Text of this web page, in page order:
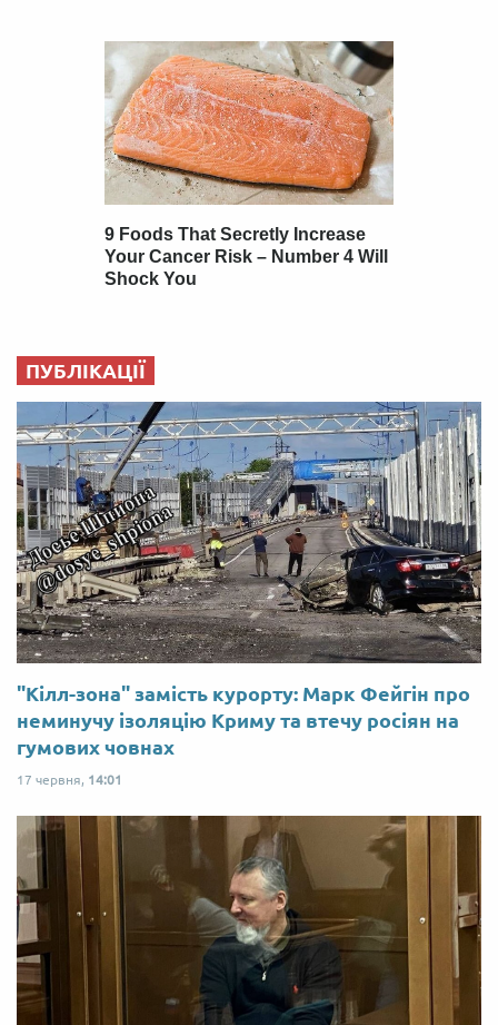
ПУБЛІКАЦІЇ
"Кілл-зона" замість курорту: Марк Фейгін про
неминучу ізоляцію Криму та втечу росіян на
гумових човнах
17 червня, 14:01